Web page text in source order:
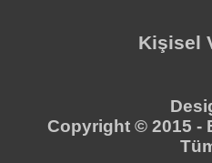
Kişisel
Copyright © 2015 -